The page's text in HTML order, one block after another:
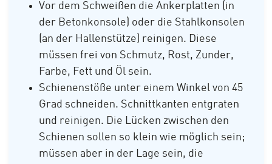
Vor dem Schweißen die Ankerplatten (in
der Betonkonsole) oder die Stahlkonsolen
(an der Hallenstütze) reinigen. Diese
müssen frei von Schmutz, Rost, Zunder,
Farbe, Fett und Öl sein.
Schienenstöße unter einem Winkel von 45
Grad schneiden. Schnittkanten entgraten
und reinigen. Die Lücken zwischen den
Schienen sollen so klein wie möglich sein;
müssen aber in der Lage sein, die